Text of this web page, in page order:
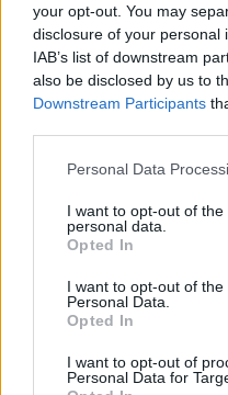
your opt-out. You may
disclosure of your personal
IAB’s list of downstream
also be disclosed by us to
Downstream Participants
Please note that this
not limited to your visit or
grant or deny consent to
use your data for below
consent section.
Personal Data
I want to opt-out of
personal data.
Opted In
I want to opt-out of the
Personal Data.
Opted In
I want to opt-out of
Personal Data for
2021. február. 16. 14:20
Politikai fronttá vált a
A
TANÁROKAT AZ ÚJ
MÉG
SZFE-ÉRT
2021. január. 28. 07:04
Le a kalappal a gesztus előtt.
KISFILM KÉSZÜLT AZ
2020. december. 30. 14:57
SZFE: